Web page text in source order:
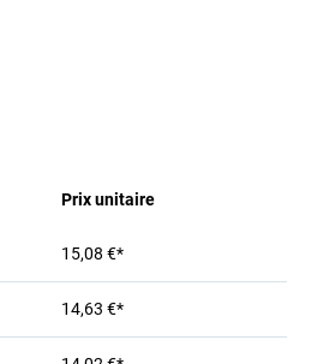
Prix unitaire
15,08 €*
14,63 €*